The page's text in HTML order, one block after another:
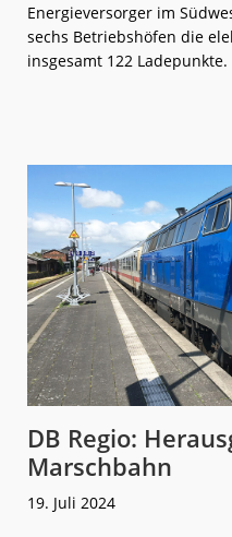
Energieversorger im
sechs Betriebshöfen die
insgesamt 122 Ladepunkte.
DB Regio:
Marschbahn
19. Juli 2024